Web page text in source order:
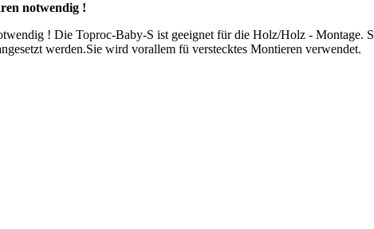
notwendig !
! Die Toproc-Baby-S ist geeignet für die Holz/Holz - Montage.
werden.Sie wird vorallem fü verstecktes Montieren verwendet.